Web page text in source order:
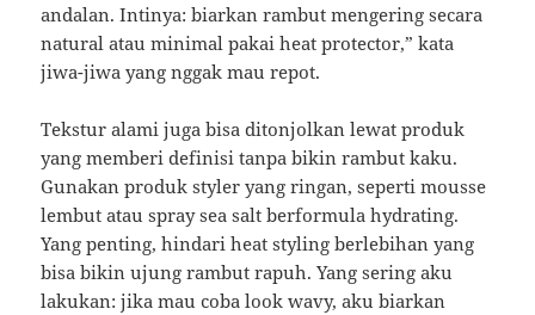
andalan. Intinya: biarkan rambut mengering secara
natural atau minimal pakai heat protector,” kata
jiwa-jiwa yang nggak mau repot.
Tekstur alami juga bisa ditonjolkan lewat produk
yang memberi definisi tanpa bikin rambut kaku.
Gunakan produk styler yang ringan, seperti mousse
lembut atau spray sea salt berformula hydrating.
Yang penting, hindari heat styling berlebihan yang
bisa bikin ujung rambut rapuh. Yang sering aku
lakukan: jika mau coba look wavy, aku biarkan